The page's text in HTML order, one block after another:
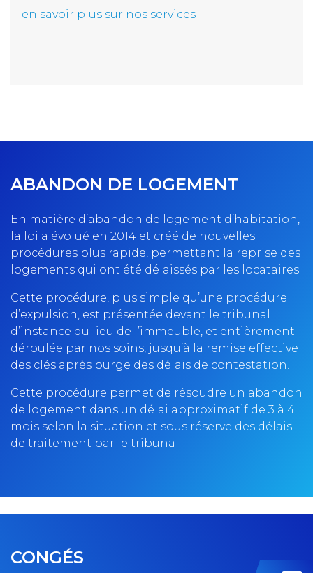
en savoir plus sur nos services
ABANDON DE LOGEMENT
En matière d’abandon de logement d’habitation,
la loi a évolué en 2014 et créé de nouvelles
procédures plus rapide, permettant la reprise des
logements qui ont été délaissés par les locataires.
Cette procédure, plus simple qu’une procédure
d’expulsion, est présentée devant le tribunal
d’instance du lieu de l’immeuble, et entièrement
déroulée par nos soins, jusqu’à la remise effective
des clés après purge des délais de contestation.
Cette procédure permet de résoudre un abandon
de logement dans un délai approximatif de 3 à 4
mois selon la situation et sous réserve des délais
de traitement par le tribunal.
CONGÉS